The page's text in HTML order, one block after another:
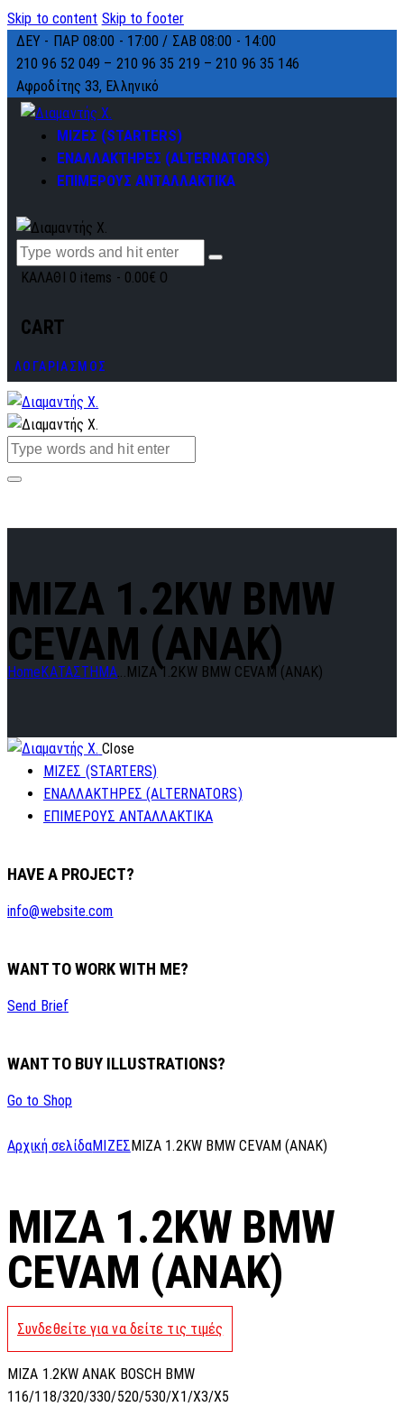
Skip to content Skip to footer
ΔΕΥ - ΠΑΡ 08:00 - 17:00 / ΣΑΒ 08:00 - 14:00
210 96 52 049 – 210 96 35 219 –210 96 35 146
Αφροδίτης 33, Ελληνικό
ΜΙΖΕΣ (STARTERS)
ΕΝΑΛΛΑΚΤΗΡΕΣ (ALTERNATORS)
ΕΠΙΜΕΡΟΥΣ ΑΝΤΑΛΛΑΚΤΙΚΑ
ΚΑΛΑΘΙ 0 items - 0.00€ 0
CART
ΛΟΓΑΡΙΑΣΜΟΣ
MIZA 1.2KW BMW
CEVAM (ANAK)
Home ΚΑΤΑΣΤΗΜΑ... MIZA 1.2KW BMW CEVAM (ANAK)
Close
ΜΙΖΕΣ (STARTERS)
ΕΝΑΛΛΑΚΤΗΡΕΣ (ALTERNATORS)
ΕΠΙΜΕΡΟΥΣ ΑΝΤΑΛΛΑΚΤΙΚΑ
HAVE A PROJECT?
info@website.com
WANT TO WORK WITH ME?
Send Brief
WANT TO BUY ILLUSTRATIONS?
Go to Shop
Αρχική σελίδαΜΙΖΕΣ MIZA 1.2KW BMW CEVAM (ANAK)
MIZA 1.2KW BMW
CEVAM (ANAK)
Συνδεθείτε για να δείτε τις τιμές
MIZA 1.2KW ANAK BOSCH BMW
116/118/320/330/520/530/X1/X3/X5